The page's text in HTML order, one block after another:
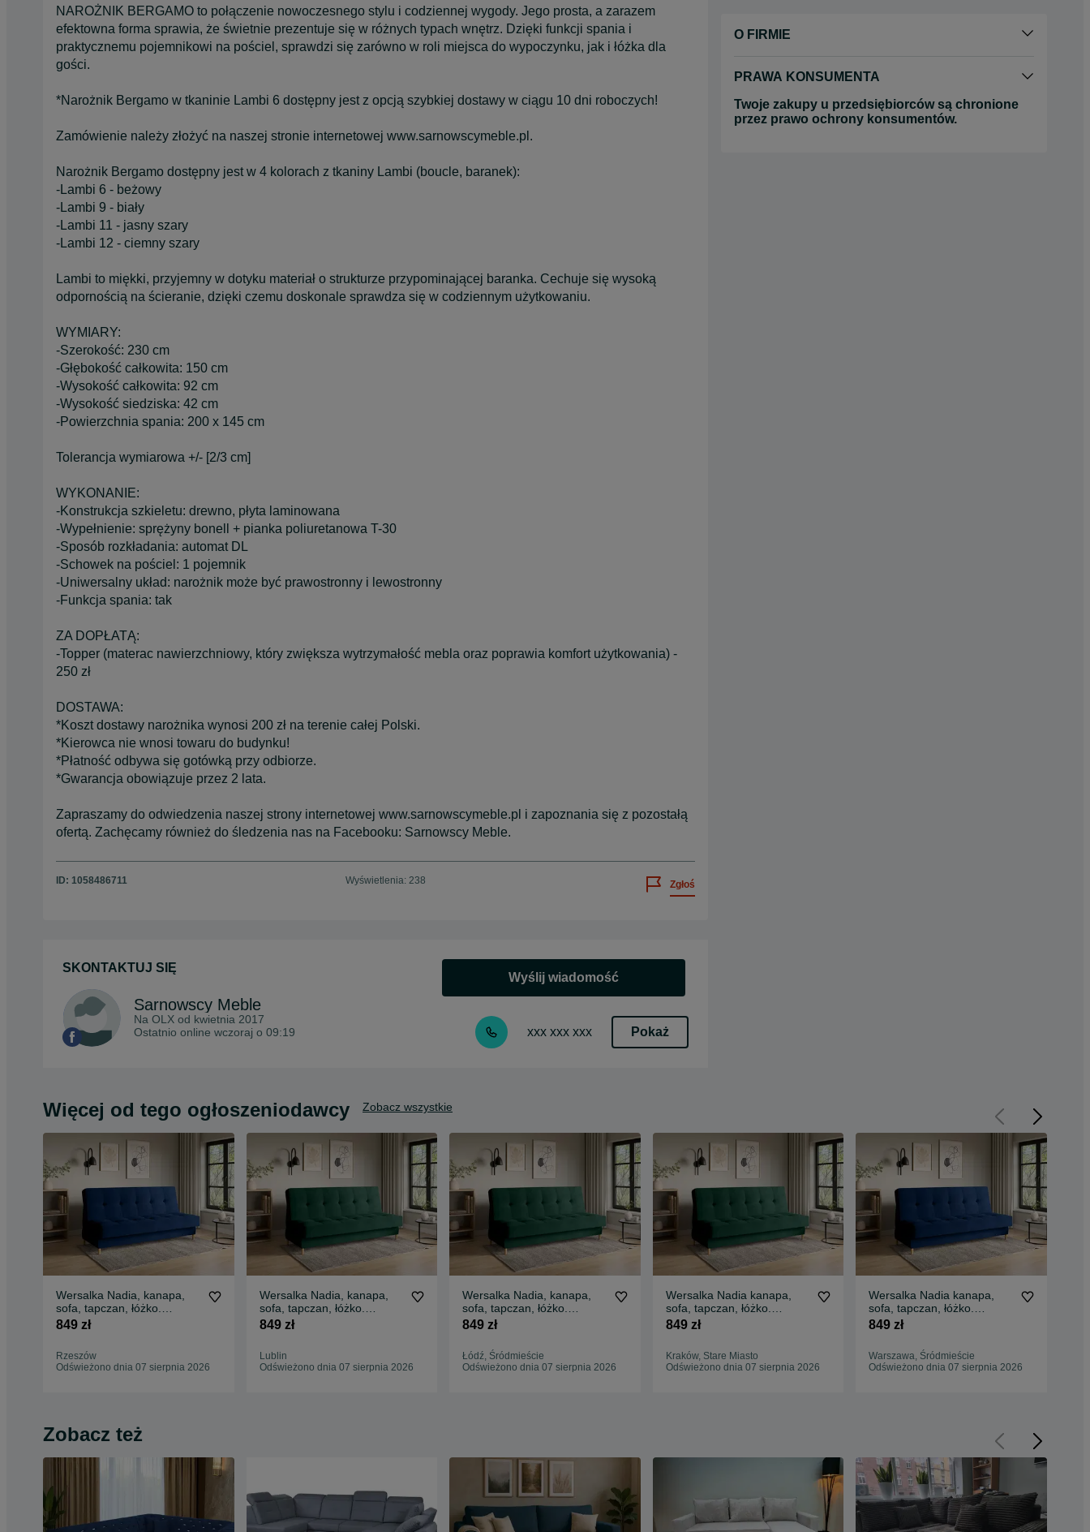
NAROŻNIK BERGAMO to połączenie nowoczesnego stylu i codziennej wygody. Jego prosta, a zarazem
efektowna forma sprawia, że świetnie prezentuje się w różnych typach wnętrz. Dzięki funkcji spania i
praktycznemu pojemnikowi na pościel, sprawdzi się zarówno w roli miejsca do wypoczynku, jak i łóżka dla
gości.
*Narożnik Bergamo w tkaninie Lambi 6 dostępny jest z opcją szybkiej dostawy w ciągu 10 dni roboczych!
Zamówienie należy złożyć na naszej stronie internetowej www.sarnowscymeble.pl.
Narożnik Bergamo dostępny jest w 4 kolorach z tkaniny Lambi (boucle, baranek):
-Lambi 6 - beżowy
-Lambi 9 - biały
-Lambi 11 - jasny szary
-Lambi 12 - ciemny szary
Lambi to miękki, przyjemny w dotyku materiał o strukturze przypominającej baranka. Cechuje się wysoką
odpornością na ścieranie, dzięki czemu doskonale sprawdza się w codziennym użytkowaniu.
WYMIARY:
-Szerokość: 230 cm
-Głębokość całkowita: 150 cm
-Wysokość całkowita: 92 cm
-Wysokość siedziska: 42 cm
-Powierzchnia spania: 200 x 145 cm
Tolerancja wymiarowa +/- [2/3 cm]
WYKONANIE:
-Konstrukcja szkieletu: drewno, płyta laminowana
-Wypełnienie: sprężyny bonell + pianka poliuretanowa T-30
-Sposób rozkładania: automat DL
-Schowek na pościel: 1 pojemnik
-Uniwersalny układ: narożnik może być prawostronny i lewostronny
-Funkcja spania: tak
ZA DOPŁATĄ:
-Topper (materac nawierzchniowy, który zwiększa wytrzymałość mebla oraz poprawia komfort użytkowania) -
250 zł
DOSTAWA:
*Koszt dostawy narożnika wynosi 200 zł na terenie całej Polski.
*Kierowca nie wnosi towaru do budynku!
*Płatność odbywa się gotówką przy odbiorze.
*Gwarancja obowiązuje przez 2 lata.
Zapraszamy do odwiedzenia naszej strony internetowej www.sarnowscymeble.pl i zapoznania się z pozostałą
ofertą. Zachęcamy również do śledzenia nas na Facebooku: Sarnowscy Meble.
ID: 1058486711 Wyświetlenia: 238 Zgłoś
SKONTAKTUJ SIĘ
Sarnowscy Meble
Na OLX od kwietnia 2017
Ostatnio online wczoraj o 09:19
Wyślij wiadomość
xxx xxx xxx Pokaż
O FIRMIE
PRAWA KONSUMENTA
Twoje zakupy u przedsiębiorców są chronione
przez prawo ochrony konsumentów.
Więcej od tego ogłoszeniodawcy Zobacz wszystkie
Wersalka Nadia, kanapa,
sofa, tapczan, łóżko.
Szybka dostawa! Sprężyny
849 zł
Rzeszów
Odświeżono dnia 07 sierpnia 2026
Wersalka Nadia, kanapa,
sofa, tapczan, łóżko.
Szybka dostawa!
849 zł
Lublin
Odświeżono dnia 07 sierpnia 2026
Wersalka Nadia, kanapa,
sofa, tapczan, łóżko.
Sprężyny! Szybka dostawa
849 zł
Łódź, Śródmieście
Odświeżono dnia 07 sierpnia 2026
Wersalka Nadia kanapa,
sofa, tapczan, łóżko.
Sprężyny. Szybka dostawa
849 zł
Kraków, Stare Miasto
Odświeżono dnia 07 sierpnia 2026
Wersalka Nadia kanapa,
sofa, tapczan, łóżko.
Sprężyny. Szybka dostawa
849 zł
Warszawa, Śródmieście
Odświeżono dnia 07 sierpnia 2026
Zobacz też